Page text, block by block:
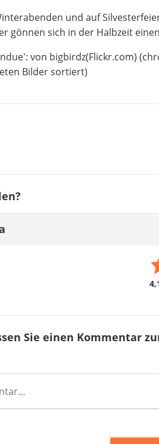
und auf
gönnen sich in der Halbzeit
von bigbirdz(Flickr.com)
Bilder sortiert)
Sie einen Kommentar